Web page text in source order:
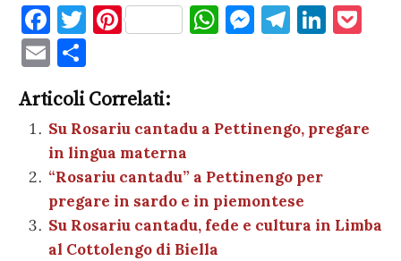
F
a
c
e
b
o
o
k
T
te
r
Pi
es
t
W
A
p
p
M
g
T
a
Li
dI et
E
m
ai
l
o
n
di
vi
di
Articoli Correlati:
Su Rosariu cantadu a Pettinengo, pregare
in lingua materna
“Rosariu cantadu” a Pettinengo per
pregare in sardo e in piemontese
Su Rosariu cantadu, fede e cultura in Limba
al Cottolengo di Biella